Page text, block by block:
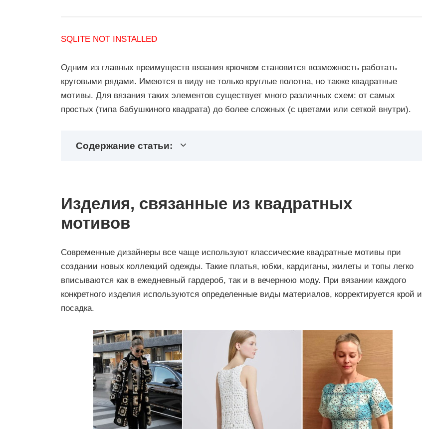
SQLITE NOT INSTALLED
Одним из главных преимуществ вязания крючком становится возможность работать
круговыми рядами. Имеются в виду не только круглые полотна, но также квадратные
мотивы. Для вязания таких элементов существует много различных схем: от самых
простых (типа бабушкиного квадрата) до более сложных (с цветами или сеткой внутри).
Содержание статьи:
Изделия, связанные из квадратных
мотивов
Современные дизайнеры все чаще используют классические квадратные мотивы при
создании новых коллекций одежды. Такие платья, юбки, кардиганы, жилеты и топы легко
вписываются как в ежедневный гардероб, так и в вечернюю моду. При вязании каждого
конкретного изделия используются определенные виды материалов, корректируется крой и
посадка.